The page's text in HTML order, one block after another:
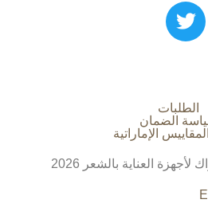
الطلبات
الضمان
الإماراتية
العناية بالشعر 2026